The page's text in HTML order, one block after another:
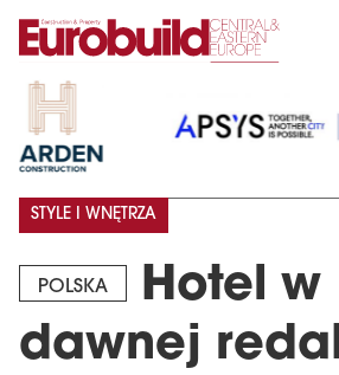
POLSKA
Hotel w
dawnej
STYLE I WNĘTRZA